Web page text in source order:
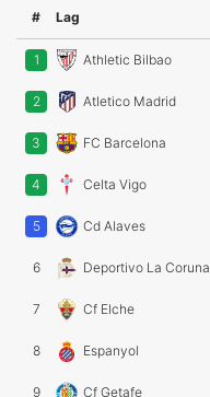
# Lag
1 Athletic Bilbao
2 Atletico Madrid
3 FC Barcelona
4 Celta Vigo
5 Cd Alaves
6 Deportivo La Coruna
7 Cf Elche
8 Espanyol
9 Cf Getafe